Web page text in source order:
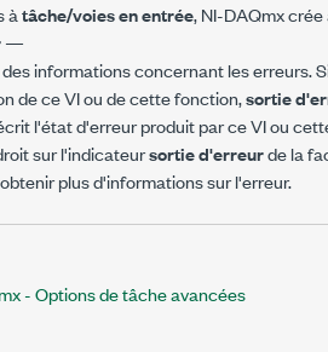
àtâche/voies en entrée, NI-DAQmx
—
informations concernant les erreurs.
de ce VI ou de cette fonction,sortie
l'état d'erreur produit par ce VI ou
sur l'indicateursortie d'erreurde la
plus d'informations sur l'erreur.
- Options de tâche avancées